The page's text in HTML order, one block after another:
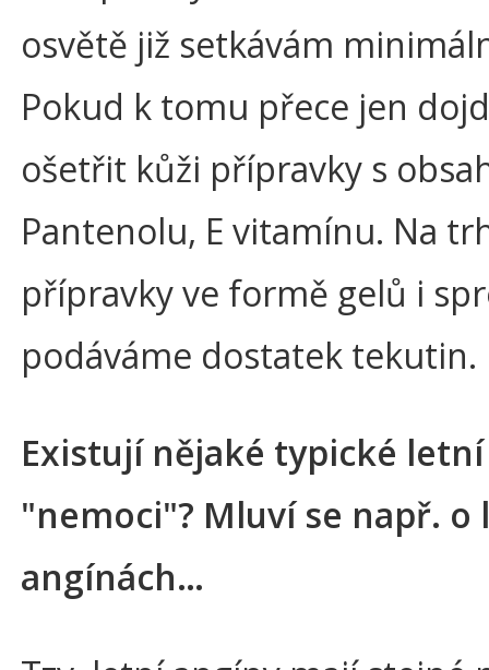
osvětě již setkávám
Pokud k tomu přece jen
ošetřit kůži přípravky s
Pantenolu, E vitamínu. Na
přípravky ve formě gelů i
podáváme dostatek tekutin.
Existují nějaké typické letní
"nemoci"? Mluví se např. o
angínách…